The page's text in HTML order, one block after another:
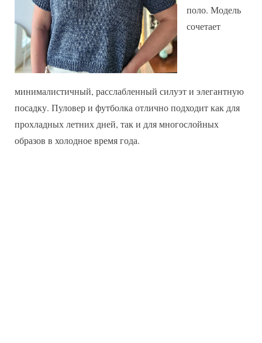
поло. Модель
сочетает
минималистичный, расслабленный силуэт и элегантную
посадку. Пуловер и футболка отлично подходит как для
прохладных летних дней, так и для многослойных
образов в холодное время года.